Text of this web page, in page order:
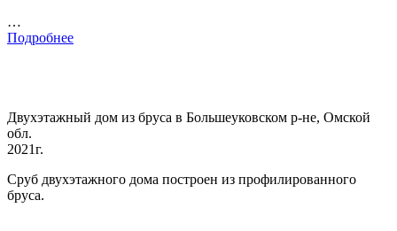
…
Подробнее
Двухэтажный дом из бруса в Большеуковском р-не, Омской
обл.
2021г.
Сруб двухэтажного дома построен из профилированного
бруса.